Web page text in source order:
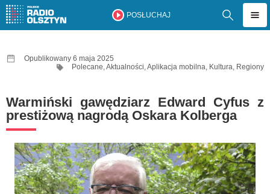
POSŁUCHAJ
Opublikowany 6 maja 2025
Polecane,Aktualności,Aplikacja mobilna, Kultura, Regiony
Warmiński gawędziarz Edward Cyfus z
prestiżową nagrodą Oskara Kolberga